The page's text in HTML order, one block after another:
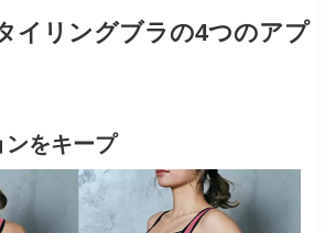
イリングブラの4つのアプ
ンをキープ